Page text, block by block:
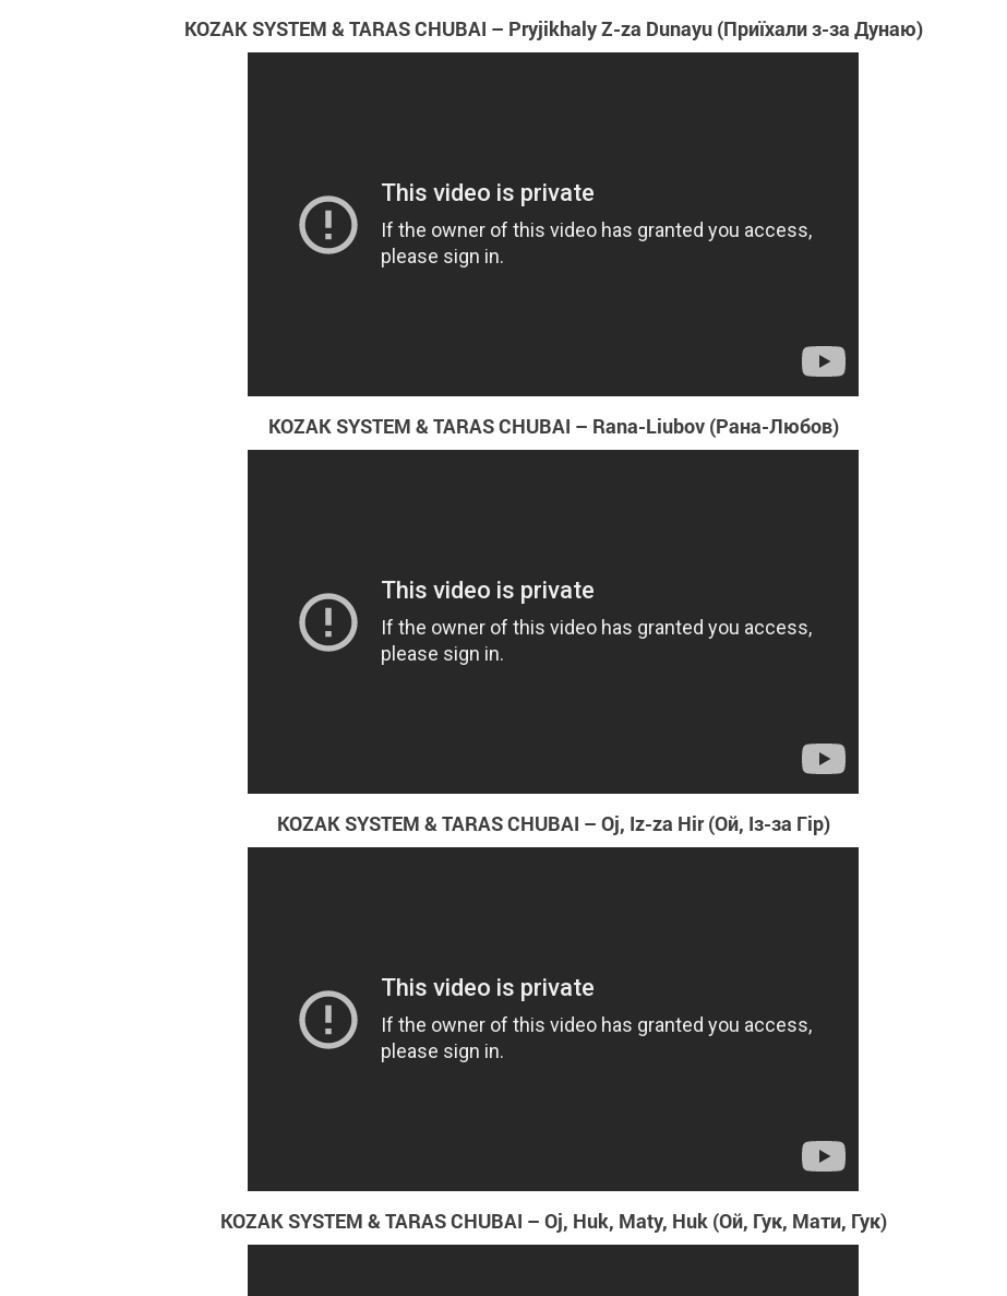
KOZAK SYSTEM & TARAS CHUBAI – Pryjikhaly Z-za Dunayu (Приїхали з-за Дунаю)
KOZAK SYSTEM & TARAS CHUBAI – Rana-Liubov (Рана-Любов)
KOZAK SYSTEM & TARAS CHUBAI – Oj, Iz-za Hir (Ой, Із-за Гір)
KOZAK SYSTEM & TARAS CHUBAI – Oj, Huk, Maty, Huk (Ой, Гук, Мати, Гук)